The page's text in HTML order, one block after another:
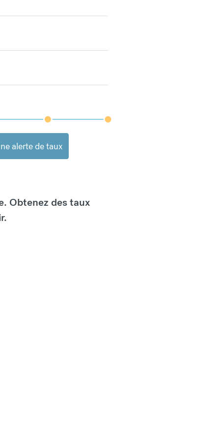
alerte de taux
Obtenez des taux